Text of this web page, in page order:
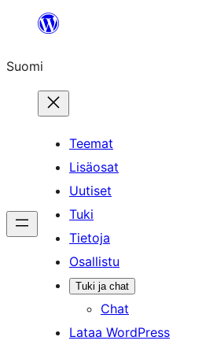
Suomi
Teemat
Lisäosat
Uutiset
Tuki
Tietoja
Osallistu
Tuki ja chat
Chat
Lataa WordPress